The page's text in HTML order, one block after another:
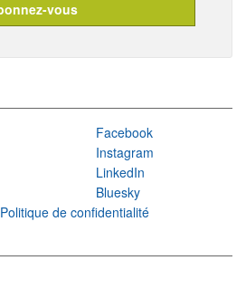
Facebook
Instagram
LinkedIn
Bluesky
Politique de confidentialité